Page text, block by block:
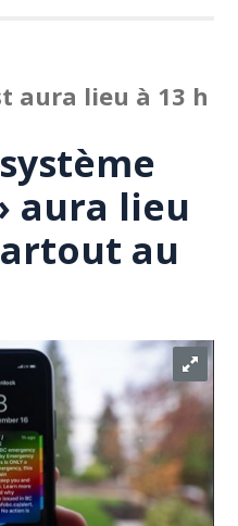
aura lieu à 13 h
aura lieu
au